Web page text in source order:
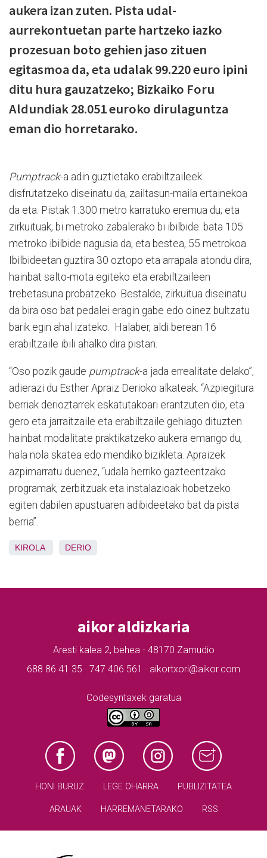
aukera izan zuten. Pista udal-
aurrekontuetan parte hartzeko iazko
prozesuan boto gehien jaso zituen
egitasmoa da, eta udalak 99.220 euro ipini
ditu hura gauzatzeko; Bizkaiko Foru
Aldundiak 28.051 euroko dirulaguntza
eman dio horretarako.
Pumptrack-a adin guztietako erabiltzaileek
disfrutatzeko diseinatu da, zailtasun-maila ertainekoa
da eta. Pistak 1.300 metro karratuko eremua du; eta
zirkuituak, bi metroko zabalerako bi ibilbide: bata 105
metroko ibilbide nagusia da, eta bestea, 55 metrokoa.
Ibilbideetan guztira 30 oztopo eta arrapala atondu dira,
hainbat salto-mota egiteko eta erabiltzaileen
trebetasuna probatzeko. Bestalde, zirkuitua diseinatu
da bira oso bat pedalei eragin gabe edo oinez bultzatu
barik egin ahal izateko. Halaber, aldi berean 16
erabiltzaile ibili ahalko dira pistan.
“Oso pozik gaude pumptrack-a jada errealitate delako”,
adierazi du Esther Apraiz Derioko alkateak. “Azpiegitura
berriak derioztarrek eskatutakoari erantzuten dio, eta
gero eta jarraitzaile eta erabiltzaile gehiago dituzten
hainbat modalitate praktikatzeko aukera emango du,
hala nola skatea edo mendiko bizikleta. Apraizek
azpimarratu duenez, “udala herriko gazteentzako
programak, zerbitzuak eta instalazioak hobetzeko
egiten dabilen apustuaren adibideetako bat da pista
berria”.
KIROLA DERIO
aikor aldizkaria
Aresti kalea 2, behea - 48170 Zamudio
688 86 41 35 · 747 406 561 · aikortxori@aikor.com
Codesyntaxek garatua
HONI BURUZ LEGE OHARRA PUBLIZITATEA
ARAUAK HARREMANETARAKO RSS